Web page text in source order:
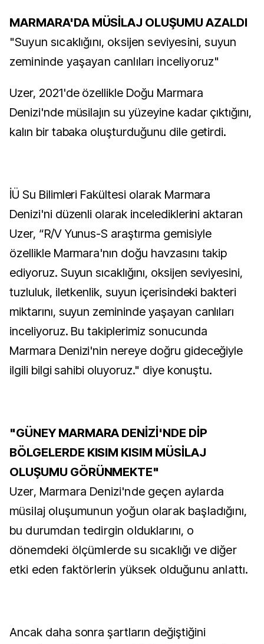
MARMARA'DA MÜSİLAJ OLUŞUMU AZALDI
"Suyun sıcaklığını, oksijen seviyesini, suyun
zemininde yaşayan canlıları inceliyoruz"
Uzer, 2021'de özellikle Doğu Marmara
Denizi'nde müsilajın su yüzeyine kadar çıktığını,
kalın bir tabaka oluşturduğunu dile getirdi.
İÜ Su Bilimleri Fakültesi olarak Marmara
Denizi'ni düzenli olarak incelediklerini aktaran
Uzer, “R/V Yunus-S araştırma gemisiyle
özellikle Marmara'nın doğu havzasını takip
ediyoruz. Suyun sıcaklığını, oksijen seviyesini,
tuzluluk, iletkenlik, suyun içerisindeki bakteri
miktarını, suyun zemininde yaşayan canlıları
inceliyoruz. Bu takiplerimiz sonucunda
Marmara Denizi'nin nereye doğru gideceğiyle
ilgili bilgi sahibi oluyoruz." diye konuştu.
"GÜNEY MARMARA DENİZİ'NDE DİP
BÖLGELERDE KISIM KISIM MÜSİLAJ
OLUŞUMU GÖRÜNMEKTE"
Uzer, Marmara Denizi'nde geçen aylarda
müsilaj oluşumunun yoğun olarak başladığını,
bu durumdan tedirgin olduklarını, o
dönemdeki ölçümlerde su sıcaklığı ve diğer
etki eden faktörlerin yüksek olduğunu anlattı.
Ancak daha sonra şartların değiştiğini